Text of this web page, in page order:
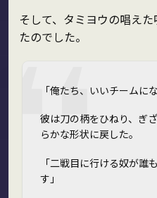
そして、タミヨウの唱え
たのでした。
「俺たち、いいチームに
彼は刀の柄をひねり、ぎ
らかな形状に戻した。
「二戦目に行ける奴が誰
す」